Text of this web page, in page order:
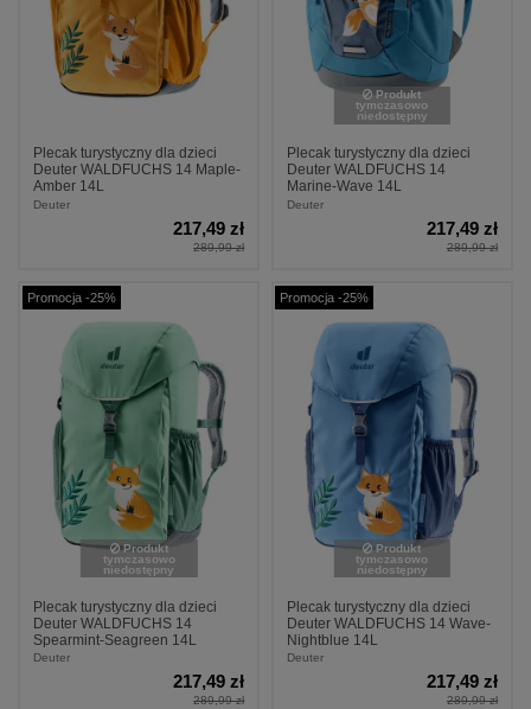
Plecak turystyczny dla dzieci
Deuter WALDFUCHS 14 Maple-
Amber 14L
Deuter
217,49 zł
289,99 zł
Produkt
tymczasowo
niedostępny
Plecak turystyczny dla dzieci
Deuter WALDFUCHS 14
Marine-Wave 14L
Deuter
217,49 zł
289,99 zł
Promocja -25%
Produkt
tymczasowo
niedostępny
Plecak turystyczny dla dzieci
Deuter WALDFUCHS 14
Spearmint-Seagreen 14L
Deuter
217,49 zł
289,99 zł
Promocja -25%
Produkt
tymczasowo
niedostępny
Plecak turystyczny dla dzieci
Deuter WALDFUCHS 14 Wave-
Nightblue 14L
Deuter
217,49 zł
289,99 zł